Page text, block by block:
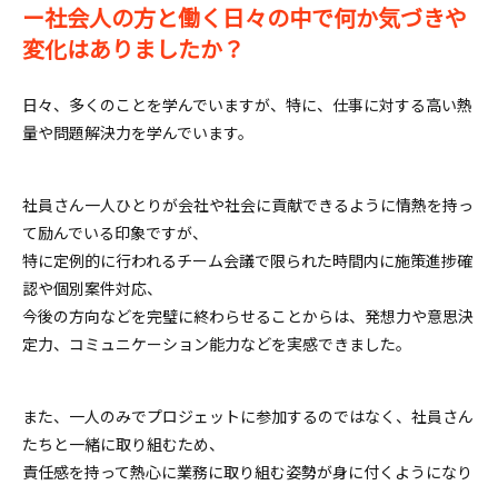
ー社会人の方と働く日々の中で何か気づきや
変化はありましたか？
日々、多くのことを学んでいますが、特に、仕事に対する高い熱
量や問題解決力を学んでいます。
社員さん一人ひとりが会社や社会に貢献できるように情熱を持っ
て励んでいる印象ですが、
特に定例的に行われるチーム会議で限られた時間内に施策進捗確
認や個別案件対応、
今後の方向などを完璧に終わらせることからは、発想力や意思決
定力、コミュニケーション能力などを実感できました。
また、一人のみでプロジェットに参加するのではなく、社員さん
たちと一緒に取り組むため、
責任感を持って熱心に業務に取り組む姿勢が身に付くようになり